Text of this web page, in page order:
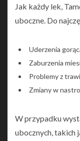
Jak każdy lek,
uboczne. Do
Uderzenia
Zaburzenia
Problemy z
Zmiany w
W przypadku
ubocznych, takich